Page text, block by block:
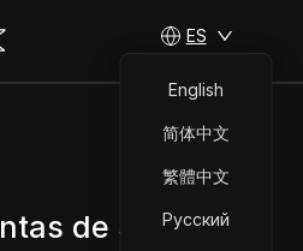
ES
English
简体中文
繁體中文
Русский
de Spike